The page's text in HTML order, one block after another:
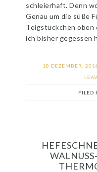
schleierhaft. Denn
Genau um die süße
Teigstückchen oben
ich bisher gegessen
18 DEZEMBER,
FILED